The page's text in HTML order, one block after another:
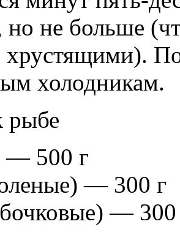
но не больше
хрустящими).
холодникам.
рыбе
— 500 г
— 300 г
— 300